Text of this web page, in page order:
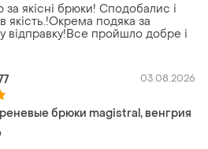
за якісні брюки! Сподобалис і
якість.!Окрема подяка за
відправку!Все пройшло добре і
03.08.2026
брюки magistral, венгрия